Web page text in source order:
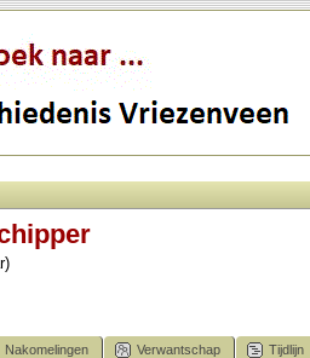
Nakomelingen Verwantschap Tijdlijn